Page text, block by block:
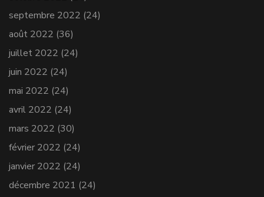
septembre 2022 (24)
août 2022 (36)
juillet 2022 (24)
juin 2022 (24)
mai 2022 (24)
avril 2022 (24)
mars 2022 (30)
février 2022 (24)
janvier 2022 (24)
décembre 2021 (24)